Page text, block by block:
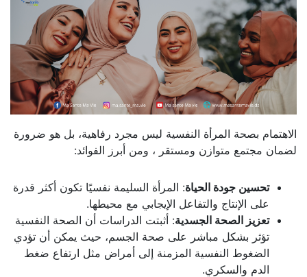
الاهتمام بصحة المرأة النفسية ليس مجرد رفاهية، بل هو ضرورة
لضمان مجتمع متوازن ومستقر ، ومن أبرز الفوائد:
تحسين جودة الحياة: المرأة السليمة نفسيًا تكون أكثر قدرة
على الإنتاج والتفاعل الإيجابي مع محيطها.
تعزيز الصحة الجسدية: أثبتت الدراسات أن الصحة النفسية
تؤثر بشكل مباشر على صحة الجسم، حيث يمكن أن تؤدي
الضغوط النفسية المزمنة إلى أمراض مثل ارتفاع ضغط
الدم والسكري.